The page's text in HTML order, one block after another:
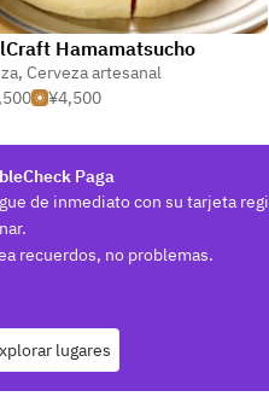
Hamamatsucho
, Cerveza artesanal
¥4,500
Paga
de inmediato con su tarjeta
recuerdos, no problemas.
lugares